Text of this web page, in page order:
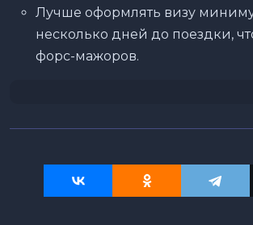
Лучше оформлять визу
несколько дней до поездки,
форс-мажоров.